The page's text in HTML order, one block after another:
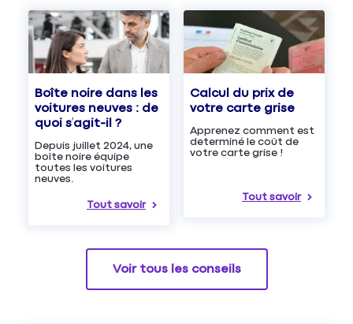
Boîte noire dans les
voitures neuves : de
quoi s’agit-il ?
Depuis juillet 2024, une
boîte noire équipe
toutes les voitures
neuves.
Tout savoir
Calcul du prix de
votre carte grise
Apprenez comment est
determiné le coût de
votre carte grise !
Tout savoir
Voir tous les conseils